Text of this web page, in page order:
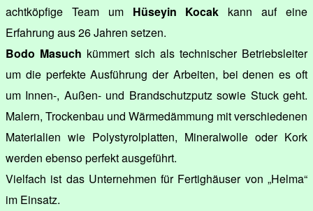
achtköpfige Team um Hüseyin Kocak kann auf eine
Erfahrung aus 26 Jahren setzen.
Bodo Masuch kümmert sich als technischer Betriebsleiter
um die perfekte Ausführung der Arbeiten, bei denen es oft
um Innen-, Außen- und Brandschutzputz sowie Stuck geht.
Malern, Trockenbau und Wärmedämmung mit verschiedenen
Materialien wie Polystyrolplatten, Mineralwolle oder Kork
werden ebenso perfekt ausgeführt.
Vielfach ist das Unternehmen für Fertighäuser von „Helma“
im Einsatz.